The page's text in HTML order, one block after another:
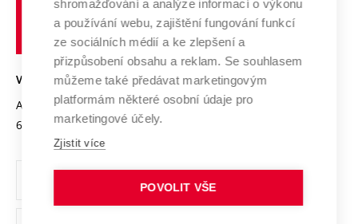
Transfer znalostí
Open Science
Projekty
Projekty ze strukturálních fondů
Specifický výzkum
Služby univerzity
Mezinárodní dohody
Univerzitní sítě
Udržitelná univerzita
Podnikavá univerzita / ContriBUTe
Bezpečná univerzita
Vyznamenání
Organizační struktura
Ochrana osobních údajů
učení
technické
VYSOKÉ UČENÍ TECHNICKÉ V BRNĚ
Antonínská 548/1
602 00 Brno
www.vut.cz
vut@vutbr.cz
shromažďování a analýze informací o výkonu
a používání webu, zajištění fungování funkcí
ze sociálních médií a ke zlepšení a
přizpůsobení obsahu a reklam. Se souhlasem
můžeme také předávat marketingovým
platformám některé osobní údaje pro
marketingové účely.
Zjistit více
POVOLIT VŠE